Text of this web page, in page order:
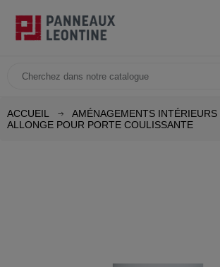
ACCUEIL AMÉNAGEMENTS INTÉRIEURS
ALLONGE POUR PORTE COULISSANTE